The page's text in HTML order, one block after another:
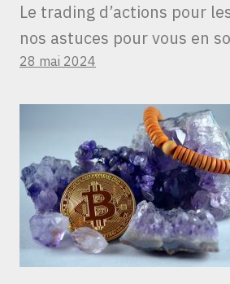
Le trading d’actions pour
nos astuces pour vous en
28 mai 2024